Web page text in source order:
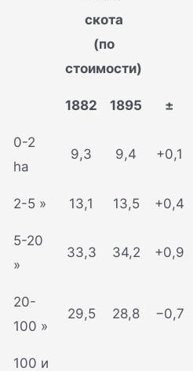
скота
(по
стоимости)
1882 1895 ±
0-2
ha
9,3 9,4 +0,1
2-5 » 13,1 13,5 +0,4
5-20
»
33,3 34,2 +0,9
20-
100 »
29,5 28,8 −0,7
100 и